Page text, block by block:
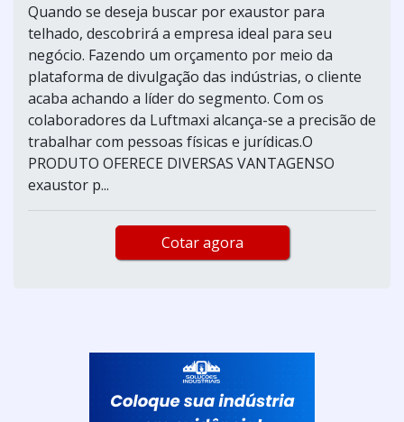
Quando se deseja buscar por exaustor para
telhado, descobrirá a empresa ideal para seu
negócio. Fazendo um orçamento por meio da
plataforma de divulgação das indústrias, o cliente
acaba achando a líder do segmento. Com os
colaboradores da Luftmaxi alcança-se a precisão de
trabalhar com pessoas físicas e jurídicas.O
PRODUTO OFERECE DIVERSAS VANTAGENSO
exaustor p...
Cotar agora